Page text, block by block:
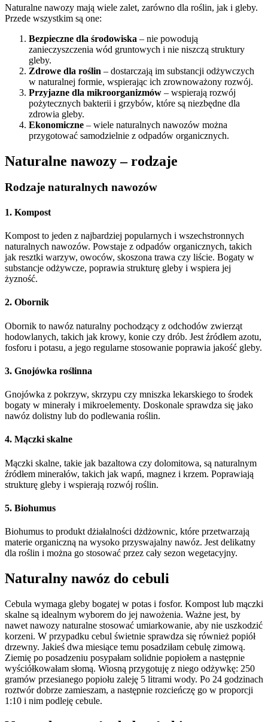
Naturalne nawozy mają wiele zalet, zarówno dla roślin, jak i gleby.
Przede wszystkim są one:
Bezpieczne dla środowiska – nie powodują
zanieczyszczenia wód gruntowych i nie niszczą struktury
gleby.
Zdrowe dla roślin – dostarczają im substancji odżywczych
w naturalnej formie, wspierając ich zrownoważony rozwój.
Przyjazne dla mikroorganizmów – wspierają rozwój
pożytecznych bakterii i grzybów, które są niezbędne dla
zdrowia gleby.
Ekonomiczne – wiele naturalnych nawozów można
przygotować samodzielnie z odpadów organicznych.
Naturalne nawozy – rodzaje
Rodzaje naturalnych nawozów
1. Kompost
Kompost to jeden z najbardziej popularnych i wszechstronnych
naturalnych nawozów. Powstaje z odpadów organicznych, takich
jak resztki warzyw, owoców, skoszona trawa czy liście. Bogaty w
substancje odżywcze, poprawia strukturę gleby i wspiera jej
żyzność.
2. Obornik
Obornik to nawóz naturalny pochodzący z odchodów zwierząt
hodowlanych, takich jak krowy, konie czy drób. Jest źródłem azotu,
fosforu i potasu, a jego regularne stosowanie poprawia jakość gleby.
3. Gnojówka roślinna
Gnojówka z pokrzyw, skrzypu czy mniszka lekarskiego to środek
bogaty w minerały i mikroelementy. Doskonale sprawdza się jako
nawóz dolistny lub do podlewania roślin.
4. Mączki skalne
Mączki skalne, takie jak bazaltowa czy dolomitowa, są naturalnym
źródłem minerałów, takich jak wapń, magnez i krzem. Poprawiają
strukturę gleby i wspierają rozwój roślin.
5. Biohumus
Biohumus to produkt dżiałalności dżdżownic, które przetwarzają
materie organiczną na wysoko przyswajalny nawóz. Jest delikatny
dla roślin i można go stosować przez cały sezon wegetacyjny.
Naturalny nawóz do cebuli
Cebula wymaga gleby bogatej w potas i fosfor. Kompost lub mączki
skalne są idealnym wyborem do jej nawożenia. Ważne jest, by
nawet nawozy naturalne stosować umiarkowanie, aby nie uszkodzić
korzeni. W przypadku cebul świetnie sprawdza się również popiół
drzewny. Jakieś dwa miesiące temu posadziłam cebulę zimową.
Ziemię po posadzeniu posypałam solidnie popiołem a następnie
wyściółkowałam słomą. Wiosną przygotuję z niego odżywkę: 250
gramów przesianego popiołu zaleję 5 litrami wody. Po 24 godzinach
roztwór dobrze zamieszam, a następnie rozcieńczę go w proporcji
1:10 i nim podleję cebule.